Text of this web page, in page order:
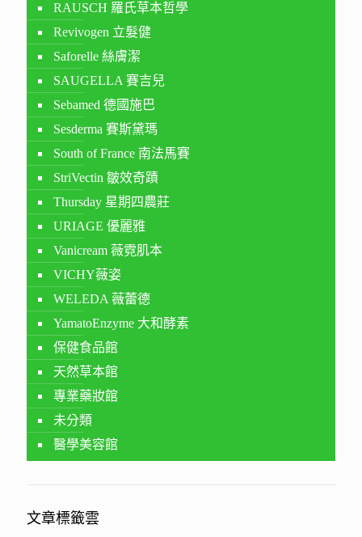
RAUSCH 羅氏草本哲學
Revivogen 立髮健
Saforelle 絲膚潔
SAUGELLA 賽吉兒
Sebamed 德國施巴
Sesderma 賽斯黛瑪
South of France 南法馬賽
StriVectin 皺效奇蹟
Thursday 星期四農莊
URIAGE 優麗雅
Vanicream 薇霓肌本
VICHY薇姿
WELEDA 薇蕾德
YamatoEnzyme 大和酵素
保健食品館
天然草本館
專業藥妝館
未分類
醫學美容館
文章標籤雲